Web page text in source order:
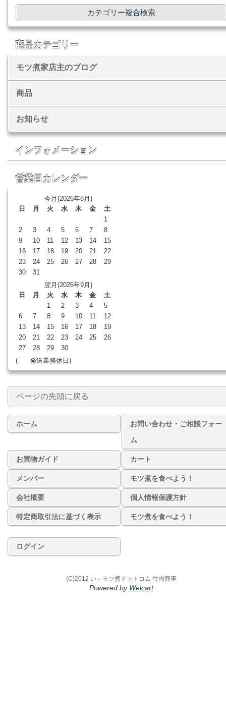
カテゴリー複合検索
商品カテゴリー
モツ煮家店主のブログ
商品
お知らせ
インフォメーション
営業日カレンダー
今月(2026年8月)
日
月 火 水 木 金
土
1
2
3 4 5 6 7
8
9
10 11 12 13 14
15
16
17 18 19 20 21
22
23
24 25 26 27 28
29
30
31
翌月(2026年9月)
日
月 火 水 木 金
土
1
2 3 4
5
6
7 8 9 10 11
12
13
14 15 16 17 18
19
20
21 22 23 24 25
26
27
28 29
30
(
発送業務休日)
ページの先頭に戻る
ホーム
お問い合わせ・ご相談フォー
ム
お買物ガイド カート
メンバー モツ煮を食べよう！
会社概要 個人情報保護方針
特定商取引法に基づく表示 モツ煮を食べよう！
ログイン
(C)2012 い～モツ煮ドットコム 竹内商事
Powered by Welcart